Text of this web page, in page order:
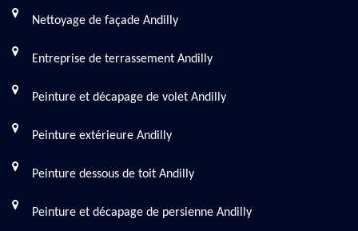
Nettoyage de façade Andilly
Entreprise de terrassement Andilly
Peinture et décapage de volet Andilly
Peinture extérieure Andilly
Peinture dessous de toit Andilly
Peinture et décapage de persienne Andilly